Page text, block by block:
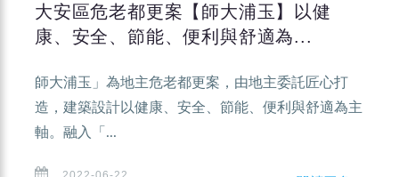
大安區危老都更案【師大浦玉】以健
康、安全、節能、便利與舒適為...
師大浦玉」為地主危老都更案，由地主委託匠心打
造，建築設計以健康、安全、節能、便利與舒適為主
軸。融入「...